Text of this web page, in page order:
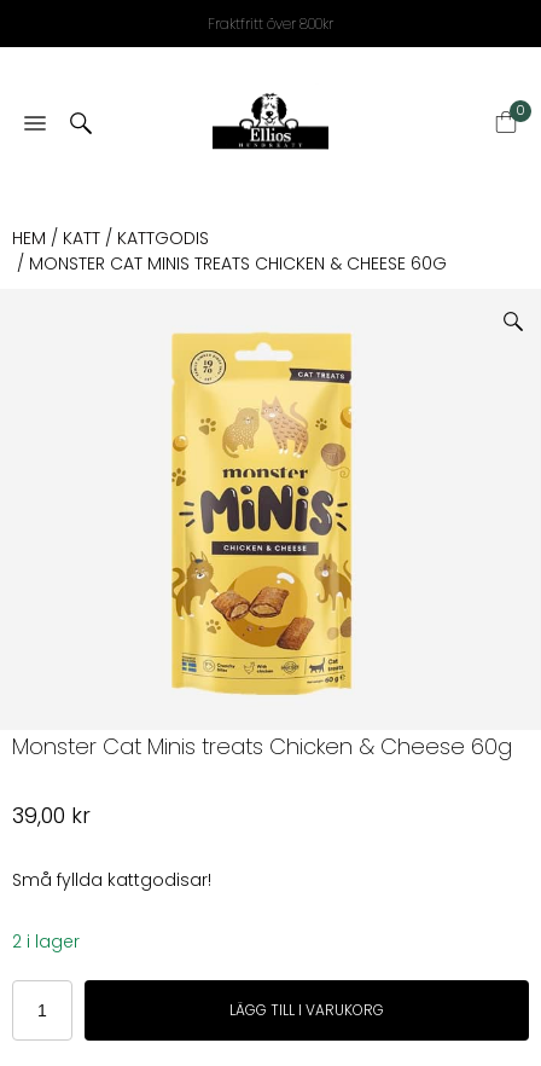
Fraktfritt över 800kr
0
HEM / KATT / KATTGODIS
/ MONSTER CAT MINIS TREATS CHICKEN & CHEESE 60G
Monster Cat Minis treats Chicken & Cheese 60g
39,00 kr
Små fyllda kattgodisar!
2 i lager
Monster
Cat
Minis
LÄGG TILL I VARUKORG